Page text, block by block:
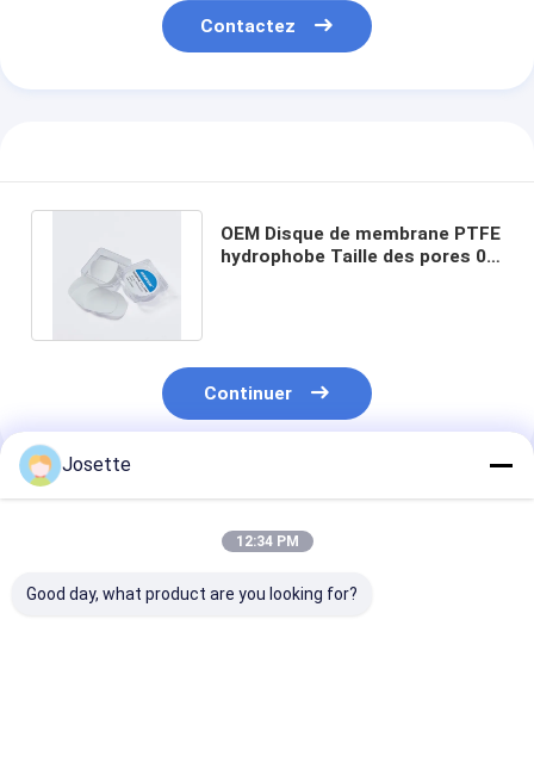
Contactez
OEM Disque de membrane PTFE
hydrophobe Taille des pores 0,1
Continuer
Produits Recommandés
Josette
12:34 PM
Good day, what product are you looking for?